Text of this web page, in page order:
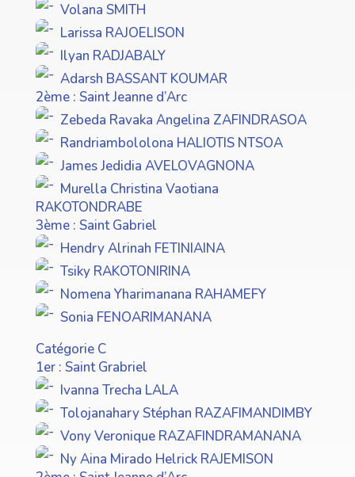
Volana SMITH
Larissa RAJOELISON
Ilyan RADJABALY
Adarsh BASSANT KOUMAR
2ème : Saint Jeanne d’Arc
Zebeda Ravaka Angelina ZAFINDRASOA
Randriambololona HALIOTIS NTSOA
James Jedidia AVELOVAGNONA
Murella Christina Vaotiana
RAKOTONDRABE
3ème : Saint Gabriel
Hendry Alrinah FETINIAINA
Tsiky RAKOTONIRINA
Nomena Yharimanana RAHAMEFY
Sonia FENOARIMANANA
Catégorie C
1er : Saint Grabriel
Ivanna Trecha LALA
Tolojanahary Stéphan RAZAFIMANDIMBY
Vony Veronique RAZAFINDRAMANANA
Ny Aina Mirado Helrick RAJEMISON